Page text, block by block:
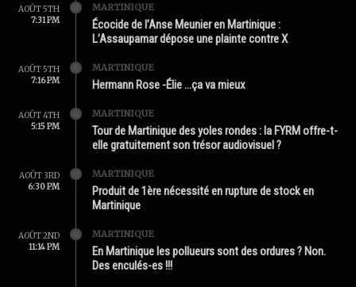
AOÛT 5TH
7:31 PM
MARTINIQUE
Écocide de l’Anse Meunier en Martinique :
L’Assaupamar dépose une plainte contre X
AOÛT 5TH
7:16 PM
MARTINIQUE
Hermann Rose -Élie …ça va mieux
AOÛT 4TH
5:15 PM
MARTINIQUE
Tour de Martinique des yoles rondes : la FYRM offre-t-
elle gratuitement son trésor audiovisuel ?
AOÛT 3RD
6:30 PM
MARTINIQUE
Produit de 1ère nécessité en rupture de stock en
Martinique
AOÛT 2ND
11:14 PM
MARTINIQUE
En Martinique les pollueurs sont des ordures ? Non.
Des enculés-es !!!